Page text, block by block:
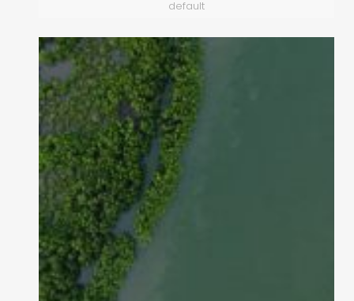
default